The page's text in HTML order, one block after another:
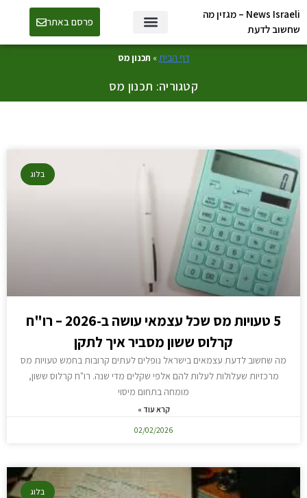
News Israeli – מגזין מה
שחשוב לדעת
פרסם באתר
דף הבית» תכנון מס
קטגוריה: תכנון מס
בלוג
5 טעויות מס שכל עצמאי עושה ב-2026 – רו"ח
קרלוס ששון מסביר איך לתקן
מה שחשוב לדעת עצמאים בישראל נופלים לעתים קרובות בחמש טעויות מס
מרכזיות שעלולות לעלות להם אלפי שקלים מדי שנה. רו"ח קרלוס ששון,
מומחה בתחום מיסוי
קרא עוד »
02/02/2026
בלוג